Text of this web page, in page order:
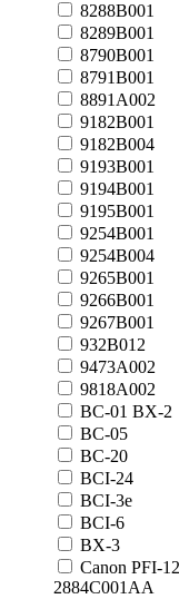
8288B001
8289B001
8790B001
8791B001
8891A002
9182B001
9182B004
9193B001
9194B001
9195B001
9254B001
9254B004
9265B001
9266B001
9267B001
932B012
9473A002
9818A002
BC-01 BX-2
BC-05
BC-20
BCI-24
BCI-3e
BCI-6
BX-3
Canon PFI-
2884C001AA